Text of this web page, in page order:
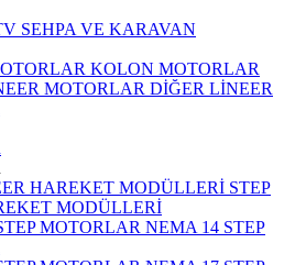
SEHPA VE KARAVAN
KOLON MOTORLAR
DİĞER LİNEER
STEP
MODÜLLERİ
NEMA 14 STEP